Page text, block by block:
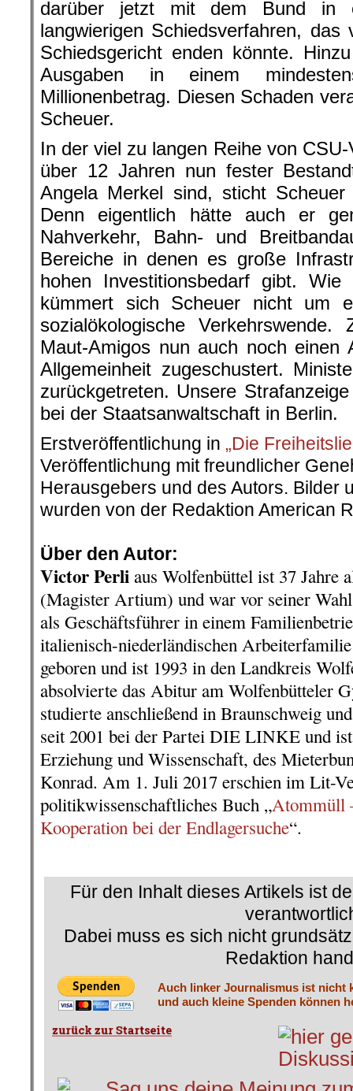
darüber jetzt mit dem Bund in
langwierigen Schiedsverfahren,
Schiedsgericht enden könnte.
Ausgaben in einem
Millionenbetrag. Diesen Schaden
Scheuer.
In der viel zu langen Reihe von
über 12 Jahren nun fester
Angela Merkel sind, sticht
Denn eigentlich hätte auch er
Nahverkehr, Bahn- und
Bereiche in denen es große
hohen Investitionsbedarf gibt. Wie
kümmert sich Scheuer nicht um
sozialökologische
Maut-Amigos nun auch noch einen
Allgemeinheit zugeschustert.
zurückgetreten. Unsere
bei der Staatsanwaltschaft in Berlin.
Erstveröffentlichung in „Die
Veröffentlichung mit freundlicher
Herausgebers und des Autors. Bilder
wurden von der Redaktion American
Über den Autor:
Victor Perli aus Wolfenbüttel ist 37 Jahre
(Magister Artium) und war vor seiner
als Geschäftsführer in einem
italienisch-niederländischen
geboren und ist 1993 in den Landkreis
absolvierte das Abitur am Wolfenbütteler
studierte anschließend in Braunschweig
seit 2001 bei der Partei DIE LINKE und
Erziehung und Wissenschaft, des
Konrad. Am 1. Juli 2017 erschien im Lit-
politikwissenschaftliches Buch „Atommüll
Kooperation bei der Endlagersuche“.
Für den Inhalt dieses Artikels ist
Dabei muss es sich nicht
Redaktion
Auch linker Journalismus ist nicht
und auch kleine Spenden können